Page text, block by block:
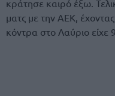
κράτησε καιρό έξω.
ματς με την ΑΕΚ,
κόντρα στο Λαύριο είχε